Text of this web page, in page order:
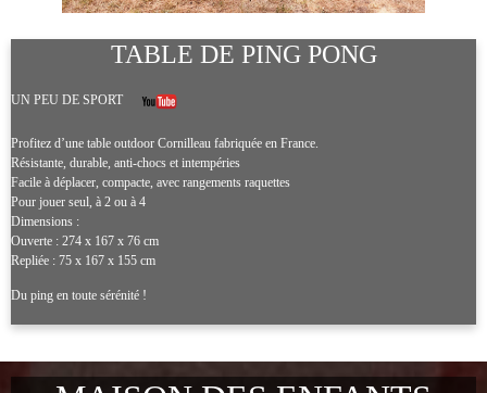
TABLE DE PING PONG
UN PEU DE SPORT
Profitez d’une table outdoor Cornilleau fabriquée en France.
Résistante, durable, anti-chocs et intempéries
Facile à déplacer, compacte, avec rangements raquettes
Pour jouer seul, à 2 ou à 4
Dimensions :
Ouverte : 274 x 167 x 76 cm
Repliée : 75 x 167 x 155 cm
Du ping en toute sérénité !